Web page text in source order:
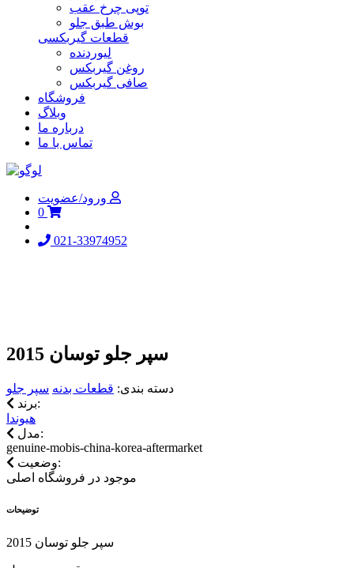
توپی چرخ عقب
بوش طبق جلو
قطعات گیربکسی
لیوردنده
روغن گیربکس
صافی گیربکس
فروشگاه
وبلاگ
درباره ما
تماس با ما
0
021-33974952
سپر جلو توسان 2015
دسته بندی: قطعات بدنه سپر جلو
برند:
هیوندا
مدل:
genuine-mobis-china-korea-aftermarket
وضعیت:
موجود در فروشگاه اصلی
توضیحات
سپر جلو توسان 2015